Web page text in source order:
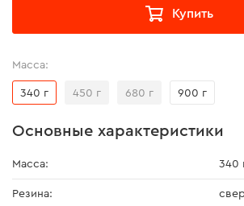
Купить
Масса:
340 г 450 г 680 г 900 г
Основные характеристики
Масса: 340
Резина: